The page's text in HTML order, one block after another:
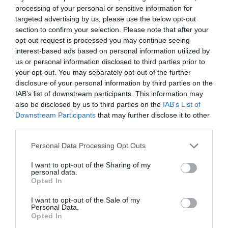
processing of your personal or sensitive information for
targeted advertising by us, please use the below opt-out
section to confirm your selection. Please note that after your
opt-out request is processed you may continue seeing
interest-based ads based on personal information utilized by
us or personal information disclosed to third parties prior to
your opt-out. You may separately opt-out of the further
disclosure of your personal information by third parties on the
IAB’s list of downstream participants. This information may
also be disclosed by us to third parties on the IAB’s List of
Downstream Participants that may further disclose it to other
Please note that this website/app uses one or more Google
not limited to your visit or usage behaviour. You may click to
grant or deny consent to Google and its third-party tags to
use your data for below specified purposes in below Google
consent section.
Personal Data Processing Opt Outs
I want to opt-out of the Sharing of my
personal data.
Opted In
I want to opt-out of the Sale of my
Personal Data.
Opted In
Οργανισμός με τη μέθοδο του leasing είναι πολύ
«νεότερα» -7,3 ετών αντί 14ων που ήταν μέχρι
πρότινος, που σημαίνει συνολική αναβάθμιση της
εξυπηρέτησης του επιβατικού κοινού στα σχεδόν
500 λεωφορεία που εξυπηρετούν πλέον τους
Θεσσαλονικείς από τα μισά που παραλάβαμε το
2019.
Συνεχίζω με μια πολύ σημαντική εξέλιξη στην
κατεύθυνση της ενεργειακής ασφάλειας της
χώρας. Προκηρύχθηκε ο διεθνής διαγωνισμός για
την παραχώρηση δικαιωμάτων έρευνας και
εκμετάλλευσης υδρογονανθράκων στις θαλάσσιες
στην περιοχή του νοτίου Ιονίου πελάγους. Μιλάμε
για τον εντοπισμό αξιόλογων κοιτασμάτων